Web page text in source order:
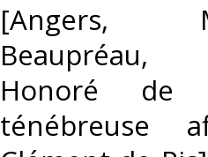
‎[Angers,
Honoré de
ténébreuse